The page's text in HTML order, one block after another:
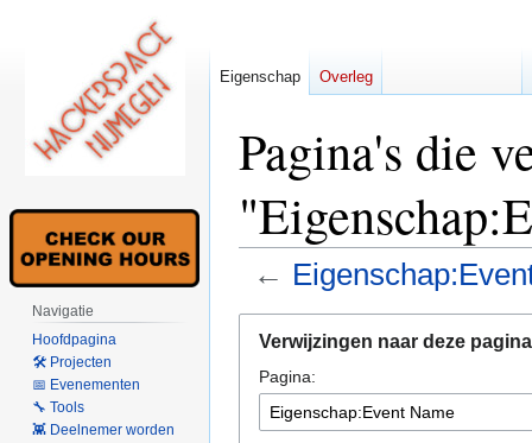
Pagina's die
←
navigatie
springen
zoeken
springen
Verwijzingen naar deze pagina
Pagina:
Eigenschap Overleg
Navigatie
Hoofdpagina
🛠 Projecten
📅 Evenementen
🔧 Tools
👾 Deelnemer worden